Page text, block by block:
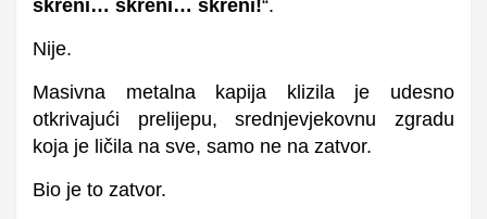
skreni… skreni… skreni!“.
Nije.
Masivna metalna kapija klizila je udesno
otkrivajući prelijepu, srednjevjekovnu zgradu
koja je ličila na sve, samo ne na zatvor.
Bio je to zatvor.